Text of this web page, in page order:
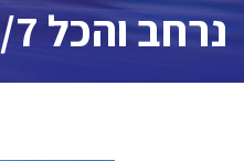
נרחב והכל 24/7 מסביב לשעון.